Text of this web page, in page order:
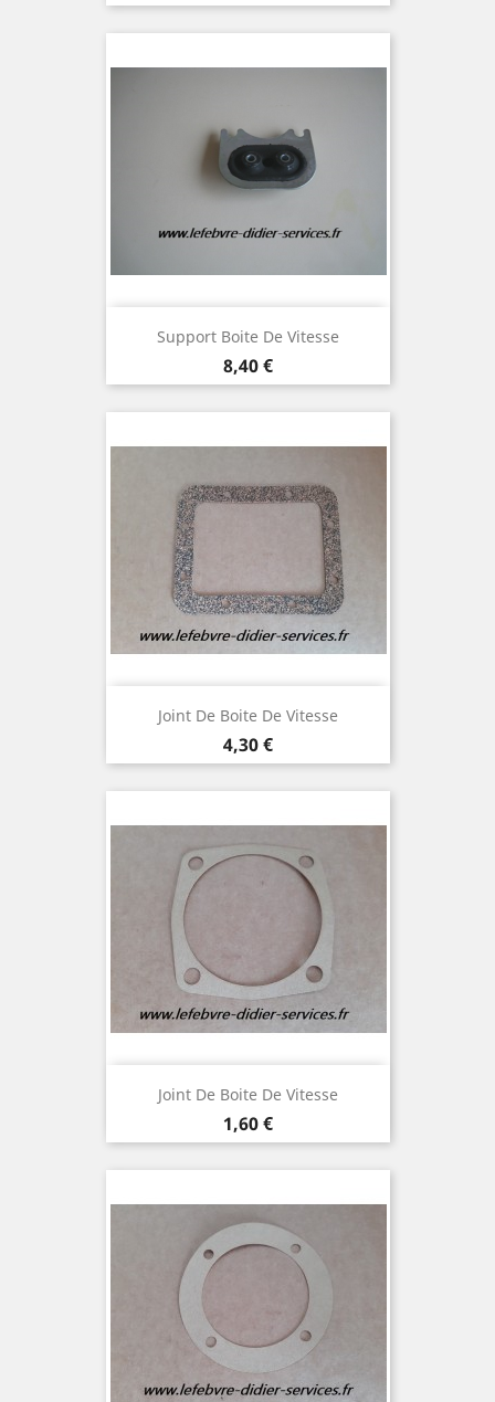
Support Boite De Vitesse
Prix
8,40 €
Joint De Boite De Vitesse
Prix
4,30 €
Joint De Boite De Vitesse
Prix
1,60 €